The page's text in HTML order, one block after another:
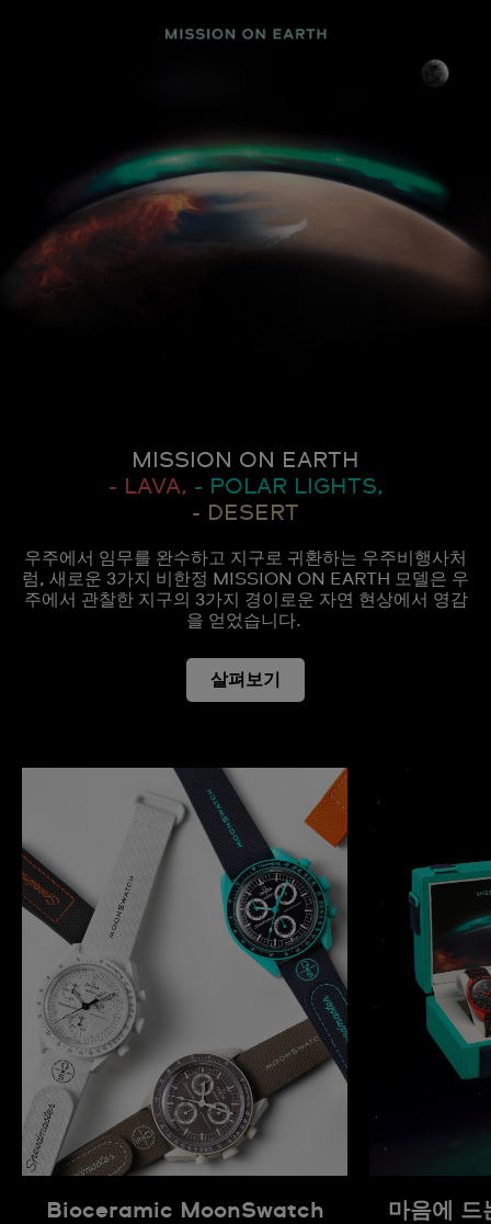
MISSION ON EARTH
- LAVA, - POLAR LIGHTS,
- DESERT
우주에서 임무를 완수하고 지구로 귀환하는 우주비행사처
럼, 새로운 3가지 비한정 MISSION ON EARTH 모델은 우
주에서 관찰한 지구의 3가지 경이로운 자연 현상에서 영감
을 얻었습니다.
살펴보기
Bioceramic MoonSwatch
마음에 드